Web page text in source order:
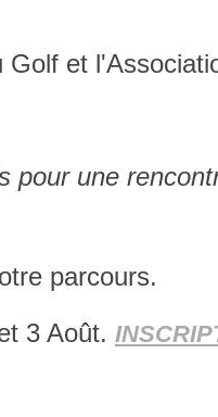
et
pour une
parcours.
3 Août.